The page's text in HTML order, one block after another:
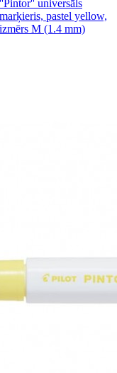
''Pintor'' universāls
marķieris, pastel yellow,
izmērs M (1.4 mm)